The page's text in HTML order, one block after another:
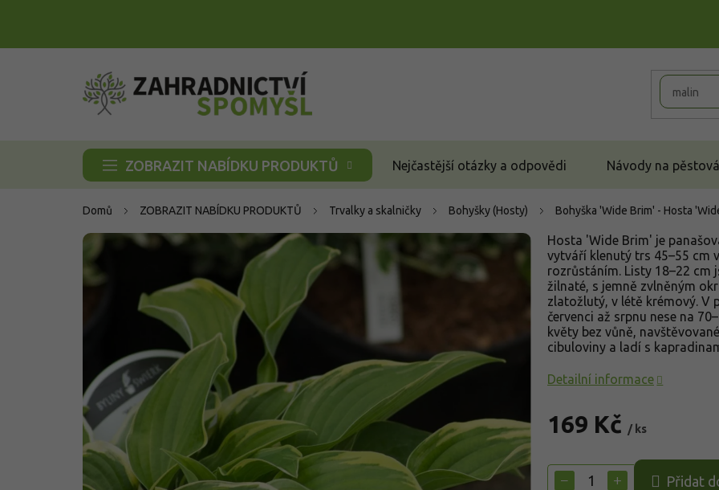
ZOBRAZIT NABÍDKU PRODUKTŮ Nejčastější otázky a odpovědi Návody na
Domů ZOBRAZIT NABÍDKU PRODUKTŮ Trvalky a skalničky Bohyšky (Hosty) Bohyška 'Wide Brim' - Hosta
169 Kč / ks
cena:
+
− Přidat
Hosta 'Wide Brim' je
vytváří klenutý trs 45–55 cm
rozrůstáním. Listy 18–22 cm
žilnaté, s jemně zvlněným
zlatožlutý, v létě krémový. V
červenci až srpnu nese na
květy bez vůně,
cibuloviny a ladí s
Detailní informace